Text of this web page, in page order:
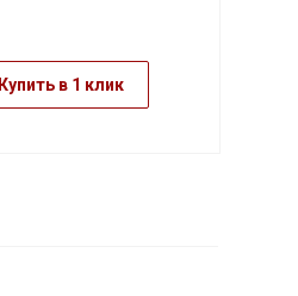
Купить в 1 клик